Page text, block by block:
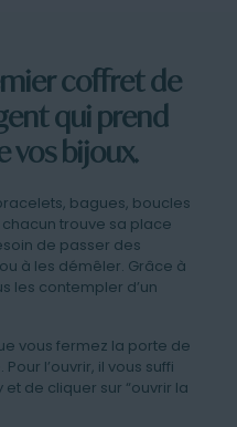
coffret de
qui prend
vos bijoux.
bagues, boucles
trouve sa place
de passer des
à les démêler. Grâce à
les contempler d’un
vous fermez la porte de
l’ouvrir, il vous suffi
et de cliquer sur “ouvrir la